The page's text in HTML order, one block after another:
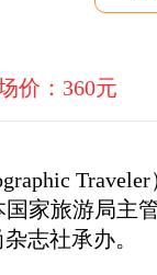
价：360元
家旅游局主
志社承办。